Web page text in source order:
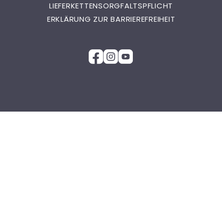
LIEFERKETTENSORGFALTSPFLICHT
ERKLÄRUNG ZUR BARRIEREFREIHEIT